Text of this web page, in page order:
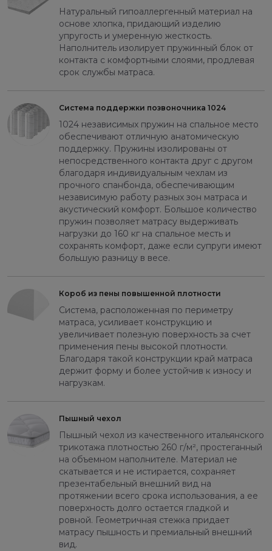
Натуральный гипоаллергенный материал на
основе хлопка, придающий изделию
упругость и умеренную жесткость.
Наполнитель изолирует пружинный блок от
контакта с комфортными слоями, продлевая
срок службы матраса.
Система поддержки позвоночника 1024
1024 независимых пружин на спальное место
обеспечивают отличную анатомическую
поддержку. Пружины изолированы от
непосредственного контакта друг с другом
благодаря индивидуальным чехлам из
прочного спанбонда, обеспечивающим
независимую работу разных зон матраса и
акустический комфорт. Большое количество
пружин позволяет матрасу выдерживать
нагрузки до 160 кг на спальное месть и
сохранять комфорт, даже если супруги имеют
большую разницу в весе.
Короб из пены повышенной плотности
Система, расположенная по периметру
матраса, усиливает конструкцию и
увеличивает полезную поверхность за счет
применения пены высокой плотности.
Благодаря такой конструкции край матраса
держит форму и более устойчив к износу и
нагрузкам.
Пышный чехол
Пышный чехол из качественного итальянского
трикотажа плотностью 260 г/м², простеганный
на объемном наполнителе. Материал не
скатывается и не истирается, сохраняет
презентабельный внешний вид на
протяжении всего срока использования, а ее
поверхность долго остается гладкой и
ровной. Геометричная стежка придает
матрасу пышность и премиальный внешний
вид.